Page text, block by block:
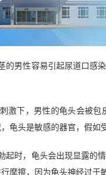
男性容易引起尿道口感染
下，男性的龟头会被包
龟头是敏感的器官，假如
时，龟头会出现显露的情
摩擦，因为龟头神经过于